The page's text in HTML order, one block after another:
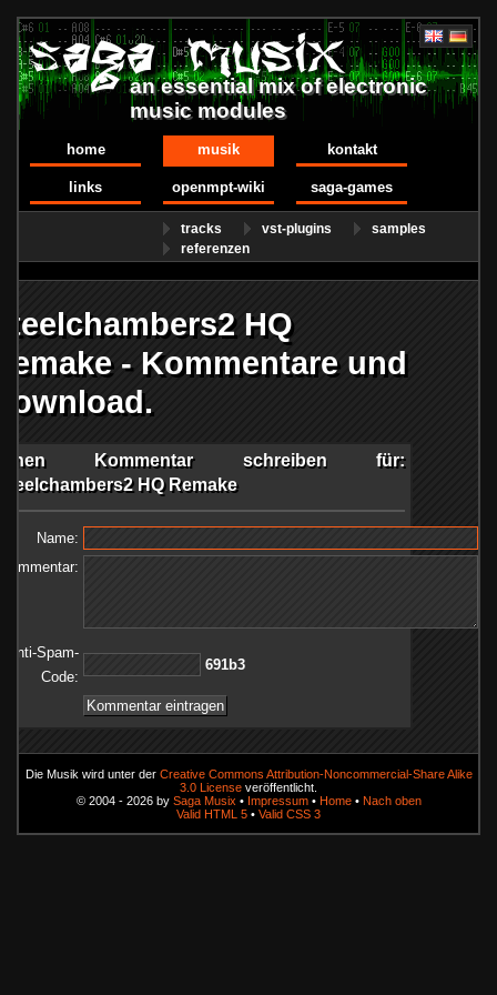
an essential mix of electronic
music modules
home musik kontakt
links openmpt-wiki saga-games
tracks vst-plugins
samples
referenzen
HQ
- Kommentare und
Kommentar schreiben für:
HQ Remake
Name:
Kommentar:
Anti-Spam-
Code:
3b196
Die Musik wird unter der Creative Commons Attribution-Noncommercial-Share Alike
3.0 License veröffentlicht.
© 2004 - 2026 by Saga Musix • Impressum• Home• Nach oben
Valid HTML 5 • Valid CSS 3